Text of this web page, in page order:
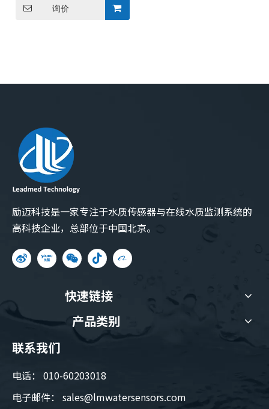
询价
励迈科技是一家专注于水质传感器与在线水质监测系统的
高科技企业，总部位于中国北京。
快速链接
产品类别
联系我们
电话： 010-60203018
电子邮件： sales@lmwatersensors.com